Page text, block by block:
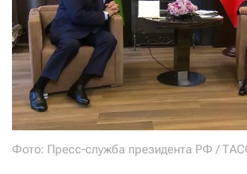
Фото: Пресс-служба президента РФ /